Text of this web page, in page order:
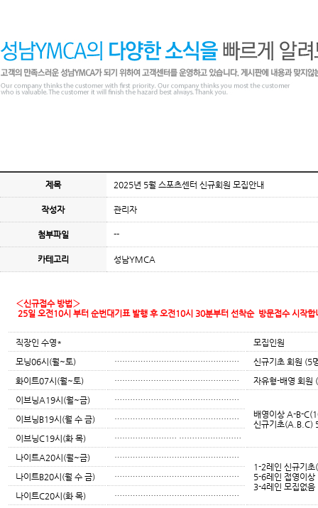
제목 2025년 5월 스포츠센터 신규회원 모집안내
작성자 관리자
첨부파일 --
카테고리 성남YMCA
‹신규접수 방법›
25일 오전10시 부터 순번대기표 발행 후 오전10시 30분부터 선착순 방문접수 시작합
직장인 수영*
모집인원
모닝06시(월~토)
…………………………………………
신규기초 회원 (5
화이트07시(월~토)
…………………………………………
자유형-배영 회원
이브닝A19시(월~금)
…………………………………………
배영이상 A-B-
신규기초(A.B.C)
이브닝B19시(월 수 금)
…………………………………………
이브닝C19시(화 목)
…………………… ……………………
나이트A20시(월~금)
…………………………………………
1-2레인 신규기
5-6레인 접영이상
3-4레인 모집없음
나이트B20시(월 수 금)
…………………………………………
나이트C20시(화 목)
…………………………………………